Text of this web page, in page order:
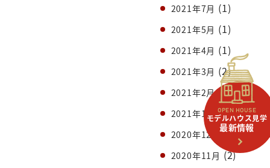
OPEN HOUSE
モデルハウス見学
最新情報
2021年7月 (1)
2021年5月 (1)
2021年4月 (1)
2021年3月 (2)
2021年2月(1)
2021年1月(2)
2020年12月(1)
2020年11月 (2)